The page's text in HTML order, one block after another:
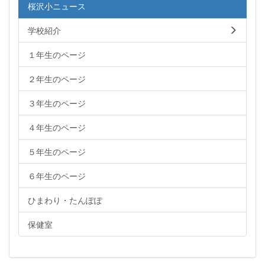
桜沢小ニュース
学校紹介
１年生のページ
２年生のページ
３年生のページ
４年生のページ
５年生のページ
６年生のページ
ひまわり・たんぽぽ
保健室